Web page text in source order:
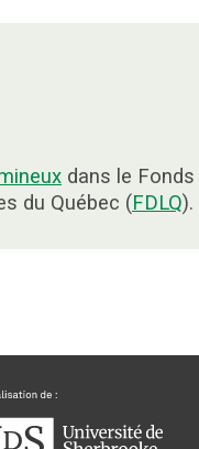
dans le Fonds
du Québec (FDLQ).